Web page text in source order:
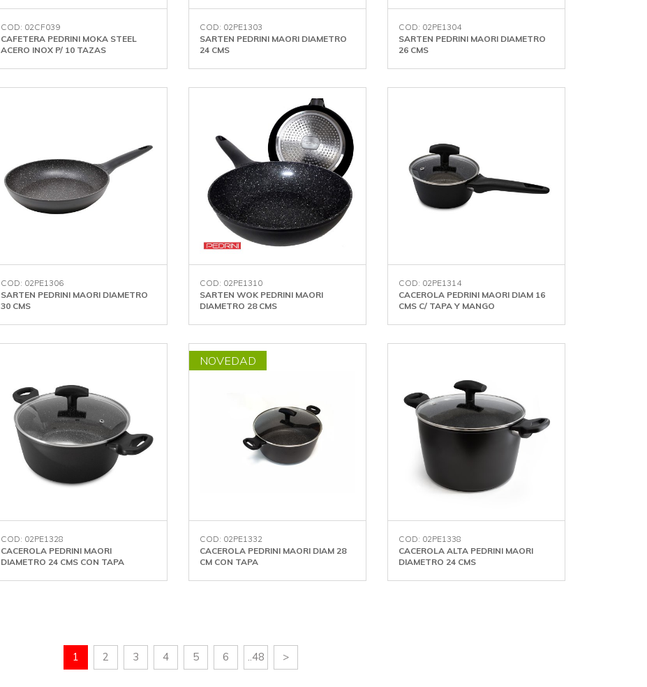
COD: 02CF039
CAFETERA PEDRINI MOKA STEEL
ACERO INOX P/ 10 TAZAS
COD: 02PE1303
SARTEN PEDRINI MAORI DIAMETRO
24 CMS
COD: 02PE1304
SARTEN PEDRINI MAORI DIAMETRO
26 CMS
COD: 02PE1306
SARTEN PEDRINI MAORI DIAMETRO
30 CMS
COD: 02PE1310
SARTEN WOK PEDRINI MAORI
DIAMETRO 28 CMS
COD: 02PE1314
CACEROLA PEDRINI MAORI DIAM 16
CMS C/ TAPA Y MANGO
COD: 02PE1328
CACEROLA PEDRINI MAORI
DIAMETRO 24 CMS CON TAPA
NOVEDAD
COD: 02PE1332
CACEROLA PEDRINI MAORI DIAM 28
CM CON TAPA
COD: 02PE1338
CACEROLA ALTA PEDRINI MAORI
DIAMETRO 24 CMS
1 2 3 4 5 6 ..48 >